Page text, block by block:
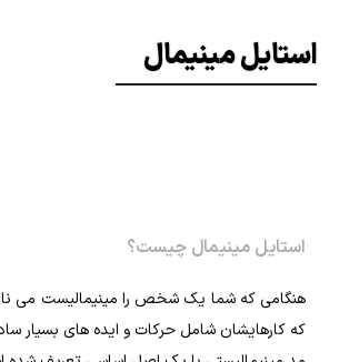
استایل مینیمال
استایل مینیمال چیست؟
هنگامی که شما یک شخص را مینیمالیست می
که کارهایشان شامل حرکات و ایده های بسیار